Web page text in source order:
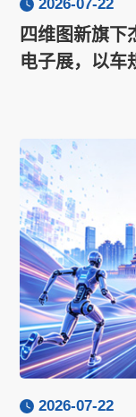
2026-07-22
四维图新旗下
电子展，以车
2026-07-22